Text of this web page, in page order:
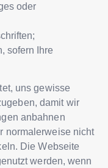
oder
sofern Ihre
uns gewisse
damit wir
anbahnen
normalerweise nicht
Die Webseite
werden, wenn